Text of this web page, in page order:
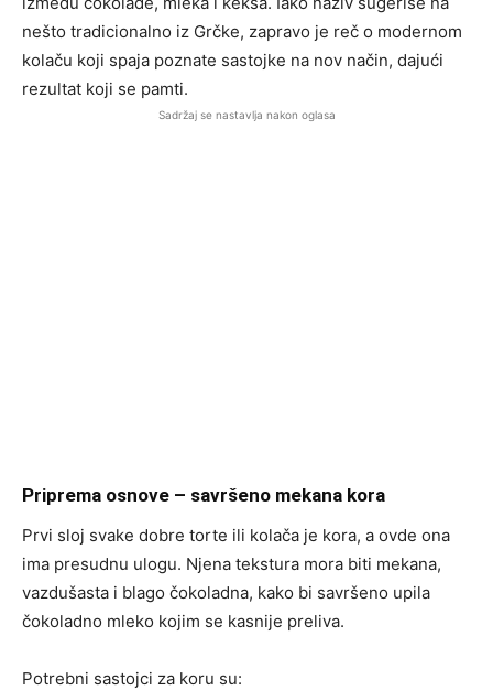
nešto tradicionalno iz Grčke, zapravo je reč o modernom
kolaču koji spaja poznate sastojke na nov način, dajući
rezultat koji se pamti.
Sadržaj se nastavlja nakon oglasa
Priprema osnove – savršeno mekana kora
Prvi sloj svake dobre torte ili kolača je kora, a ovde ona
ima presudnu ulogu. Njena tekstura mora biti mekana,
vazdušasta i blago čokoladna, kako bi savršeno upila
čokoladno mleko kojim se kasnije preliva.
Potrebni sastojci za koru su: